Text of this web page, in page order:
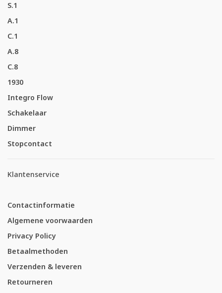
S.1
A.1
C.1
A.8
C.8
1930
Integro Flow
Schakelaar
Dimmer
Stopcontact
Klantenservice
Contactinformatie
Algemene voorwaarden
Privacy Policy
Betaalmethoden
Verzenden & leveren
Retourneren